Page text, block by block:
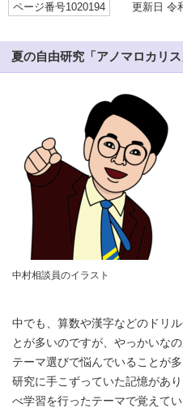
ページ番号1020194 更新日 令
夏の自由研究「アノマロカリス
中村相談員のイラスト
中でも、算数や漢字などのドリ
とが多いのですが、やっかいな
テーマ選びで悩んでいることが
研究に手こずっていた記憶があ
べ学習を行ったテーマで覚えて